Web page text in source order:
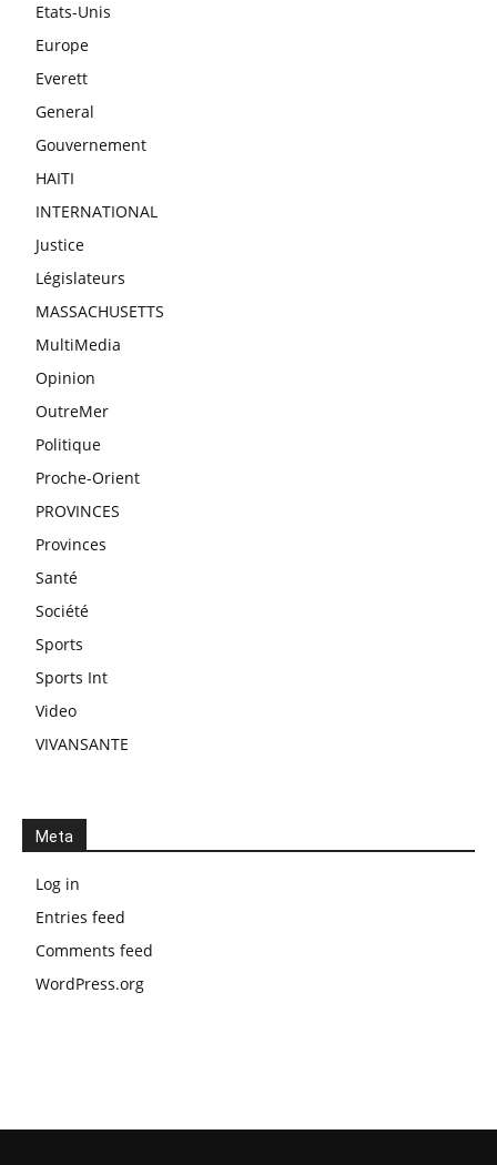
Etats-Unis
Europe
Everett
General
Gouvernement
HAITI
INTERNATIONAL
Justice
Législateurs
MASSACHUSETTS
MultiMedia
Opinion
OutreMer
Politique
Proche-Orient
PROVINCES
Provinces
Santé
Société
Sports
Sports Int
Video
VIVANSANTE
Meta
Log in
Entries feed
Comments feed
WordPress.org